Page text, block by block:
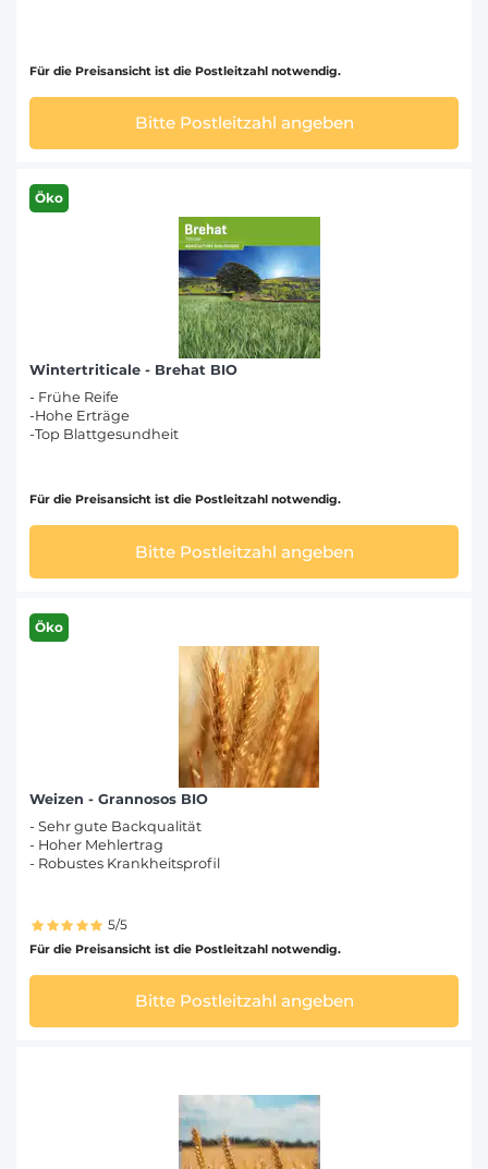
Für die Preisansicht ist die Postleitzahl notwendig.
Bitte Postleitzahl angeben
Öko
Wintertriticale - Brehat BIO
- Frühe Reife
-Hohe Erträge
-Top Blatt­gesund­heit
Für die Preisansicht ist die Postleitzahl notwendig.
Bitte Postleitzahl angeben
Öko
Weizen - Grannosos BIO
- Sehr gute Backqualität
- Hoher Mehlertrag
- Robustes Krankheitsprofil
5/5
Für die Preisansicht ist die Postleitzahl notwendig.
Bitte Postleitzahl angeben